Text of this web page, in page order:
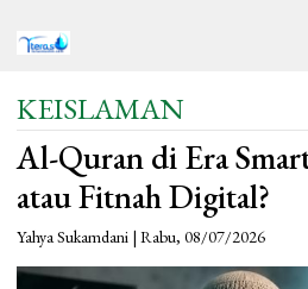
KEISLAMAN
Al-Quran di Era
atau Fitnah Digital?
Yahya Sukamdani | Rabu, 08/07/2026